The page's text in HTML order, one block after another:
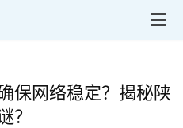
保网络稳定？揭秘陕
？